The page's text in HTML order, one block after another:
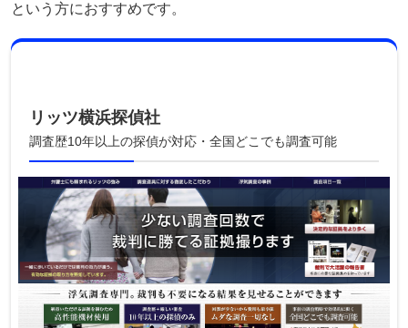
という方におすすめです。
リッツ横浜探偵社
調査歴10年以上の探偵が対応・全国どこでも調査可能